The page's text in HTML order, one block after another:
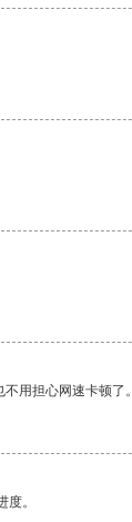
用担心网速卡顿了。
。